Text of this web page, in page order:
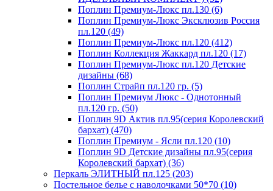
Поплин Премиум-Люкс пл.130 (6)
Поплин Премиум-Люкс Эксклюзив Россия
пл.120 (49)
Поплин Премиум-Люкс пл.120 (412)
Поплин Коллекция Жаккард пл.120 (17)
Поплин Премиум-Люкс пл.120 Детские
дизайны (68)
Поплин Страйп пл.120 гр. (5)
Поплин Премиум Люкс - Однотонный
пл.120 гр. (50)
Поплин 9D Актив пл.95(серия Королевский
бархат) (470)
Поплин Премиум - Ясли пл.120 (10)
Поплин 9D Детские дизайны пл.95(серия
Королевский бархат) (36)
Перкаль ЭЛИТНЫЙ пл.125 (203)
Постельное белье с наволочками 50*70 (10)